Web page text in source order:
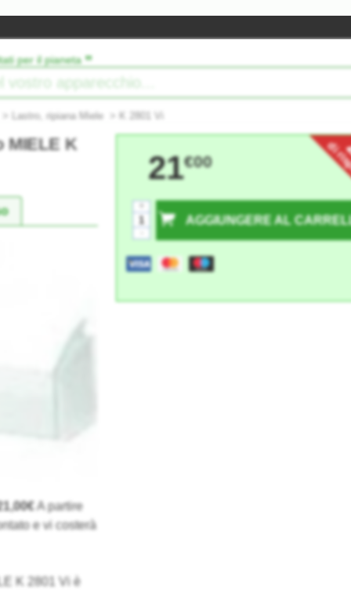
per il pianeta”
> Lastro, ripiana Miele > K 2801 Vi
MIELE K
A partire
e vi costerà
K 2801 Vi è
di
21€00
AGGIUNGERE AL
+